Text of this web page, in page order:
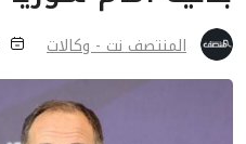
المنتصف نت - وكالات